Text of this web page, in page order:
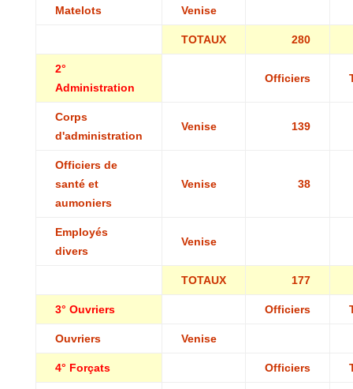
Matelots Venise
TOTAUX 280
2°
Administration
Officiers
Corps
d'administration
Venise 139
Officiers de
santé et
aumoniers
Venise 38
Employés
divers
Venise
TOTAUX 177
3° Ouvriers Officiers
Ouvriers Venise
4° Forçats Officiers